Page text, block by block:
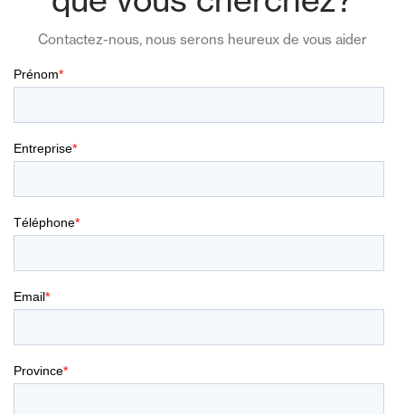
Contactez-nous, nous serons heureux de vous aider